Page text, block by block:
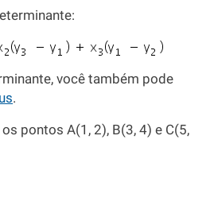
você também pode
.
pontos A(1, 2), B(3, 4) e C(5,